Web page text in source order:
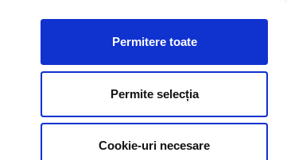
Permitere toate
Permite selecția
Cookie-uri necesare